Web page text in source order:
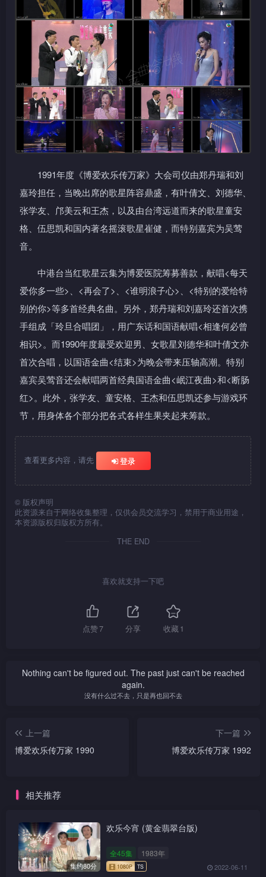
1991年度《博爱欢乐传万家》大会司仪由郑丹瑞和刘
嘉玲担任，当晚出席的歌星阵容鼎盛，有叶倩文、刘德华、
张学友、邝美云和王杰，以及由台湾远道而来的歌星童安
格、伍思凯和国内著名摇滚歌星崔健，而特别嘉宾为吴莺
音。
中港台当红歌星云集为博爱医院筹募善款，献唱<每天
爱你多一些>、<再会了>、<谁明浪子心>、<特别的爱给特
别的你>等多首经典名曲。另外，郑丹瑞和刘嘉玲还首次携
手组成「玲旦合唱团」，用广东话和国语献唱<相逢何必曾
相识>。而1990年度最受欢迎男、女歌星刘德华和叶倩文亦
首次合唱，以国语金曲<结束>为晚会带来压轴高潮。特别
嘉宾吴莺音还会献唱两首经典国语金曲<岷江夜曲>和<断肠
红>。此外，张学友、童安格、王杰和伍思凯还参与游戏环
节，用身体各个部分把各式各样生果夹起来筹款。
查看更多内容，请先 登录
© 版权声明
此资源来自于网络收集整理，仅供会员交流学习，禁用于商业用途，
本资源版权归版权方所有。
THE END
喜欢就支持一下吧
点赞7 分享 收藏1
Nothing can't be figured out. The past just can't be reached
again.
没有什么过不去，只是再也回不去
上一篇
博爱欢乐传万家 1990
下一篇
博爱欢乐传万家 1992
相关推荐
集约80分
欢乐今宵 (黄金翡翠台版)
全45集 1983年
2022-06-11